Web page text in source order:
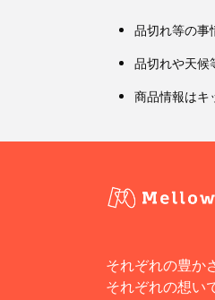
品切れ等の事
品切れや天候
商品情報はキ
それぞれの豊か
それぞれの想い